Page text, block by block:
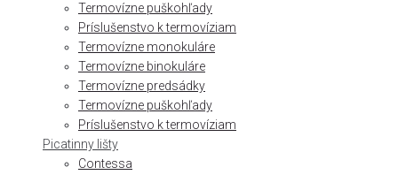
Termovízne puškohľady
Príslušenstvo k termovíziam
Termovízne monokuláre
Termovízne binokuláre
Termovízne predsádky
Termovízne puškohľady
Príslušenstvo k termovíziam
Picatinny lišty
Contessa